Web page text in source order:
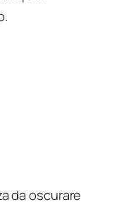
da oscurare